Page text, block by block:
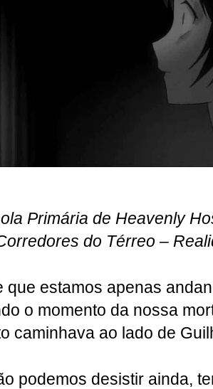
Primária de Heavenly
do Térreo –
que estamos apenas
o momento da nossa
caminhava ao lado de
podemos desistir ainda,